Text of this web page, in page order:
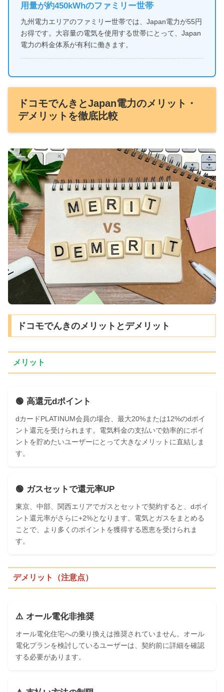
用量が約450kWhのファミリー世帯
九州電力エリアのファミリー世帯では、Japan電力が55円
お得です。大容量の電気を使用する世帯にとって、Japan
電力の料金体系が有利に働きます。
ドコモでんきとJapan電力のメリット・
デメリットを徹底比較
ドコモでんきのメリットとデメリット
メリット
🟢 高還元dポイント
dカードPLATINUM会員の場合、最大20%または12%のdポイ
ント還元を受けられます。電気料金の支払いで効率的にポイ
ントを貯めたいユーザーにとって大きなメリットに直結しま
す。
🟢 ガスセットで還元率UP
東京、中部、関西エリアでガスとセットで契約すると、dポイ
ント還元率がさらに+2%となります。電気とガスをまとめる
ことで、より多くのポイントを獲得する恩恵を受けられま
す。
デメリット（注意点）
⚠️ オール電化非推奨
オール電化住宅への乗り換えは推奨されていません。オール
電化プランを検討しているユーザーは、契約前に詳細を確認
する必要があります。